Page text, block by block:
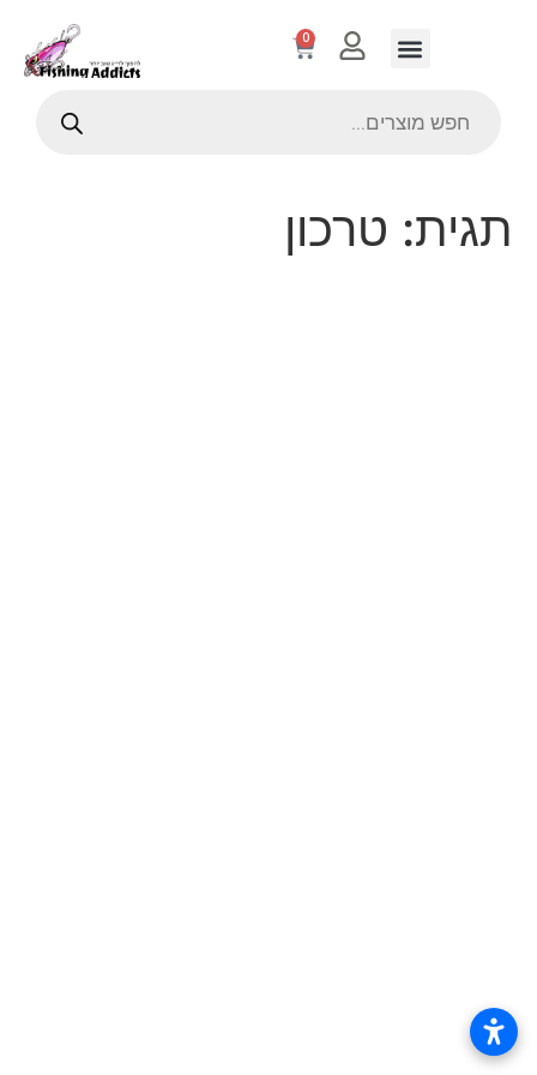
0
תגית: טרכון